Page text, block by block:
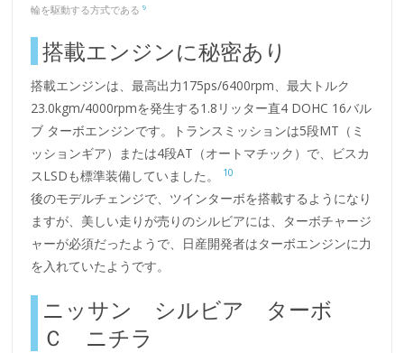
輪を駆動する方式である9
搭載エンジンに秘密あり
搭載エンジンは、最高出力175ps/6400rpm、最大トルク
23.0kgm/4000rpmを発生する1.8リッター直4 DOHC 16バル
ブ ターボエンジンです。トランスミッションは5段MT（ミ
ッションギア）または4段AT（オートマチック）で、ビスカ
スLSDも標準装備していました。
10
後のモデルチェンジで、ツインターボを搭載するようになり
ますが、美しい走りが売りのシルビアには、ターボチャージ
ャーが必須だったようで、日産開発者はターボエンジンに力
を入れていたようです。
ニッサン シルビア ターボ
Ｃ ニチラ